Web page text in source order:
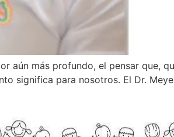
aún más profundo, el pensar que,
significa para nosotros. El Dr.